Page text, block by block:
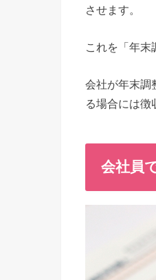
させます。
これを「年末
会社が年末調
る場合には徴
会社員